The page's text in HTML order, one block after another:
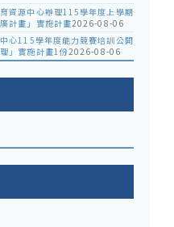
資源中心辦理115學年度上學期
計畫」實施計畫2026-08-06
心115學年度能力競賽培訓公開
」實施計畫1份2026-08-06